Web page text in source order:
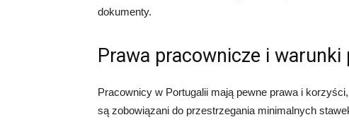
dokumenty.
Prawa pracownicze i warunki
Pracownicy w Portugalii mają pewne prawa i
są zobowiązani do przestrzegania minimalnych